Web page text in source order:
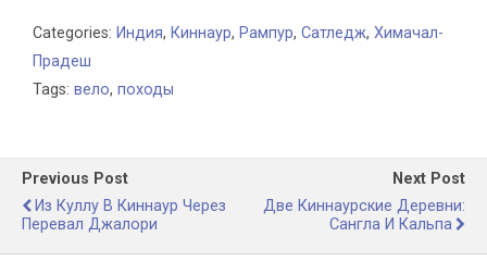
Categories: Индия, Киннаур, Рампур, Сатледж, Химачал-
Прадеш
Tags: вело, походы
Previous Post
Из Куллу В Киннаур Через
Перевал Джалори
Next Post
Две Киннаурские Деревни:
Сангла И Кальпа